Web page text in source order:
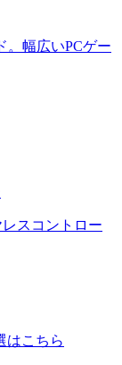
。幅広いPCゲー
スコントロー
はこちら